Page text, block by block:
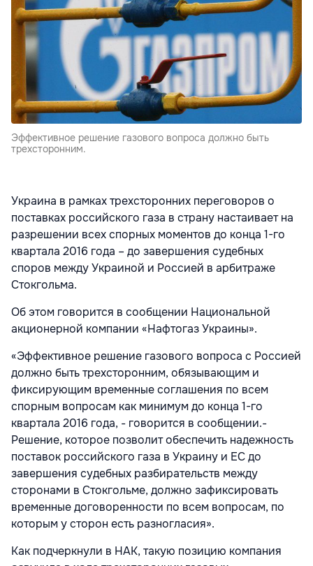
Эффективное решение газового вопроса должно быть
трехсторонним.
Украина в рамках трехсторонних переговоров о
поставках российского газа в страну настаивает на
разрешении всех спорных моментов до конца 1-го
квартала 2016 года – до завершения судебных
споров между Украиной и Россией в арбитраже
Стокгольма.
Об этом говорится в сообщении Национальной
акционерной компании «Нафтогаз Украины».
«Эффективное решение газового вопроса с Россией
должно быть трехсторонним, обязывающим и
фиксирующим временные соглашения по всем
спорным вопросам как минимум до конца 1-го
квартала 2016 года, - говорится в сообщении.-
Решение, которое позволит обеспечить надежность
поставок российского газа в Украину и ЕС до
завершения судебных разбирательств между
сторонами в Стокгольме, должно зафиксировать
временные договоренности по всем вопросам, по
которым у сторон есть разногласия».
Как подчеркнули в НАК, такую позицию компания